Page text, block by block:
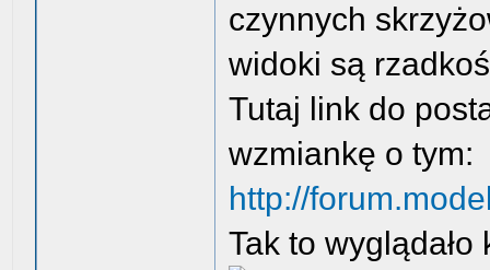
czynnych
widoki są
Tutaj link do
wzmiankę o tym:
http://
Tak to